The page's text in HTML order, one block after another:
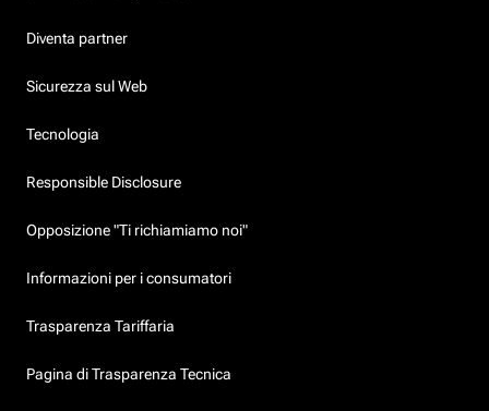
Diventa partner
Sicurezza sul Web
Tecnologia
Responsible Disclosure
Opposizione "Ti richiamiamo noi"
Informazioni per i consumatori
Trasparenza Tariffaria
Pagina di Trasparenza Tecnica